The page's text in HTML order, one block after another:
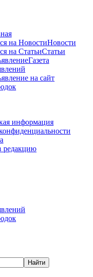
на НовостиНовости
на СтатьиСтатьи
Газета
на сайт
информация
редакцию